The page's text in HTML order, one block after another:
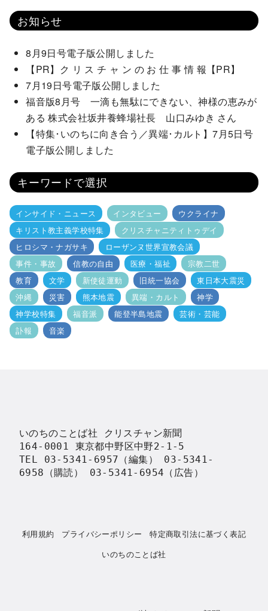
お知らせ
8月9日号電子版公開しました
【PR】ク リ ス チ ャ ン の お 仕 事 情 報【PR】
7月19日号電子版公開しました
福音版8月号 一滴も無駄にできない、神様の恵みが
ある 株式会社坂井養蜂場社長 山口みゆき さん
【特集･いのちに向き合う／異端･カルト】7月5日号
電子版公開しました
キーワードで選択
インサイド・ニュース インタビュー
ウクライナ
キリスト教主義学校特集
クリスチャニティトゥデイ
ヒロシマ・ナガサキ
ローザンヌ世界宣教会議
事件・事故
信教の自由 医療・福祉
宗教二世
教育
文学 新使徒運動 旧統一協会
東日本大震災
沖縄
災害 熊本地震 異端・カルト
神学
神学校特集
福音派 能登半島地震
芸術・芸能
訃報
音楽
いのちのことば社 クリスチャン新聞
164-0001 東京都中野区中野2-1-5
TEL 03-5341-6957（編集） 03-5341-
6958（購読） 03-5341-6954（広告）
利用規約 プライバシーポリシー
特定商取引法に基づく表記
いのちのことば社